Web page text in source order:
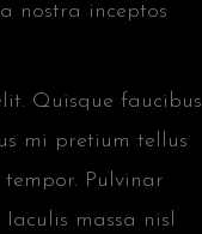
nostra inceptos
Quisque faucibus
mi pretium tellus
Pulvinar
massa nisl